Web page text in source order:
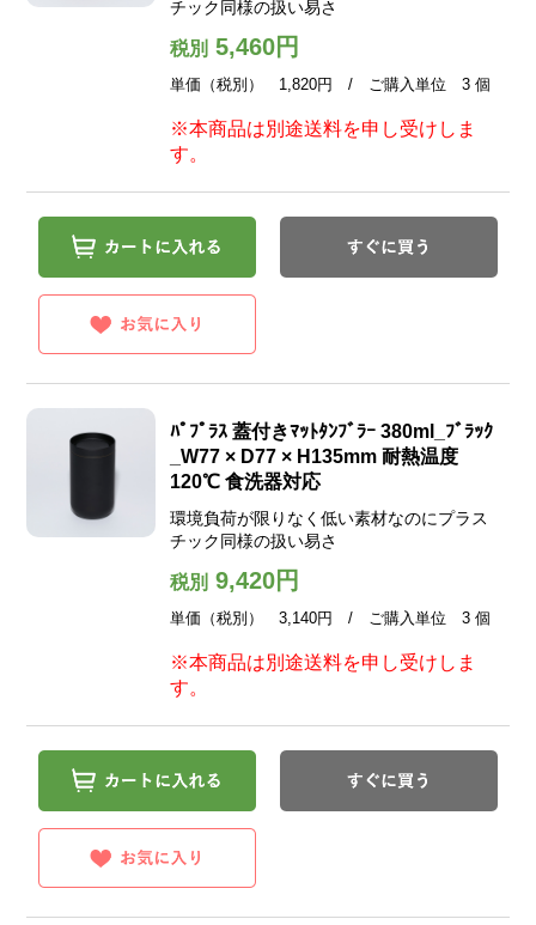
チック同様の扱い易さ
税別5,460円
単価（税別） 1,820円 / ご購入単位 3 個
※本商品は別途送料を申し受けしま
す。
ﾊﾟﾌﾟﾗｽ 蓋付きﾏｯﾄﾀﾝﾌﾞﾗｰ 380ml_ﾌﾞﾗｯｸ
_W77 × D77 × H135mm 耐熱温度
120℃ 食洗器対応
環境負荷が限りなく低い素材なのにプラス
チック同様の扱い易さ
税別9,420円
単価（税別） 3,140円 / ご購入単位 3 個
※本商品は別途送料を申し受けしま
す。